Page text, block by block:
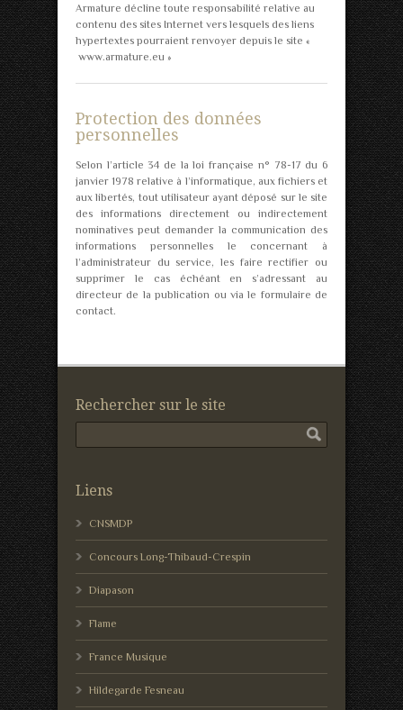
Armature décline toute responsabilité relative au
contenu des sites Internet vers lesquels des liens
hypertextes pourraient renvoyer depuis le site «
www.armature.eu »
Protection des données
personnelles
Selon l’article 34 de la loi française n° 78-17 du 6
janvier 1978 relative à l’informatique, aux fichiers et
aux libertés, tout utilisateur ayant déposé sur le site
des informations directement ou indirectement
nominatives peut demander la communication des
informations personnelles le concernant à
l’administrateur du service, les faire rectifier ou
supprimer le cas échéant en s’adressant au
directeur de la publication ou via le formulaire de
contact.
Rechercher sur le site
Liens
CNSMDP
Concours Long-Thibaud-Crespin
Diapason
Flame
France Musique
Hildegarde Fesneau